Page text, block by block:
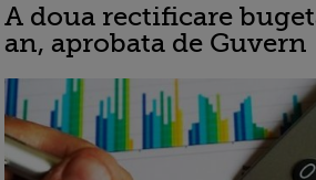
A doua rectificare
an, aprobata de Guvern